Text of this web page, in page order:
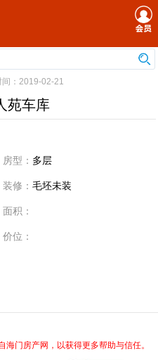
：2019-02-21
苑车库
房型： 多层
装修： 毛坯未装
面积：
价位：
海门房产网，以获得更多帮助与信任。